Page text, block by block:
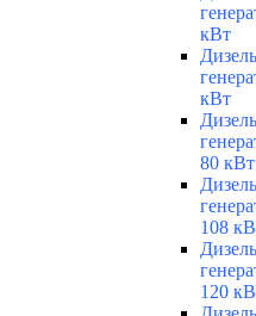
кВт
кВт
80 кВт
108
120